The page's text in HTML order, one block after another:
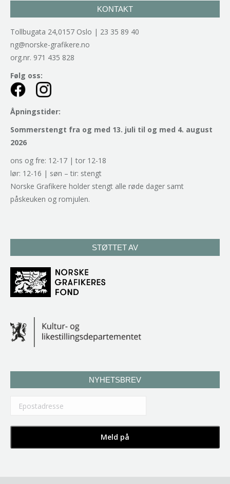
KONTAKT
Tollbugata 24,0157 Oslo | 23 35 89 40
ng@norske-grafikere.no
org.nr. 971 435 828
Følg oss:
Åpningstider:
Sommerstengt fra og med 13. juli til og med 4. august
2026
ons og fre: 12-17 | tor 12-18
lør: 12-16 | søn – tir: stengt
Norske Grafikere holder stengt alle røde dager samt
påskeuken og romjulen.
STØTTET AV
NYHETSBREV